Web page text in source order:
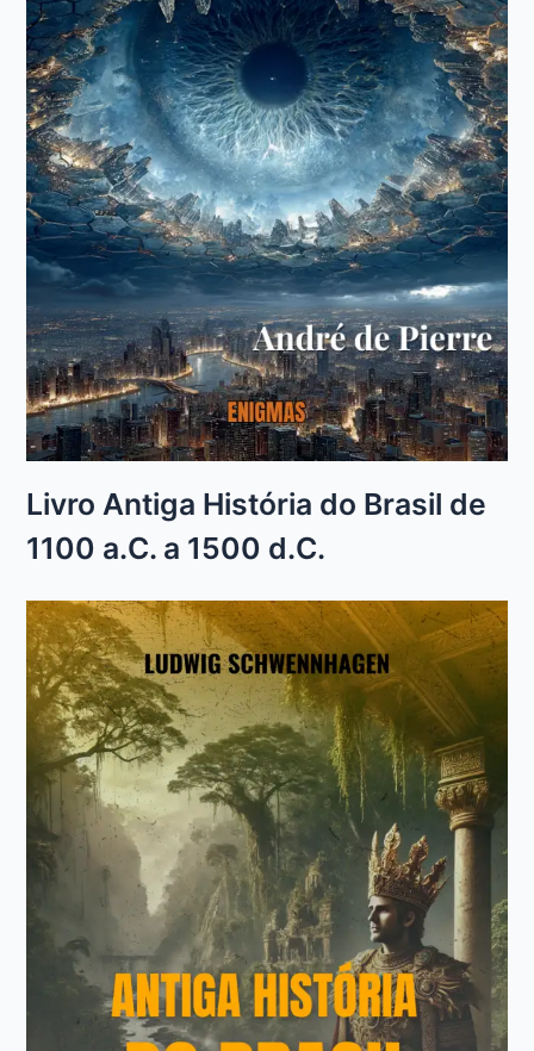
Livro Antiga História do Brasil de
1100 a.C. a 1500 d.C.